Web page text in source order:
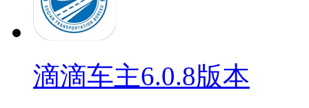
滴滴车主6.0.8版本